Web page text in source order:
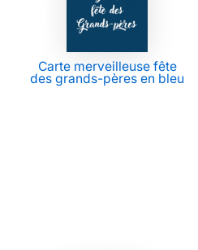
Carte merveilleuse fête
des grands-pères en bleu